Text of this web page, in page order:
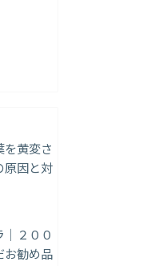
を黄変さ
原因と対
２００
お勧め品